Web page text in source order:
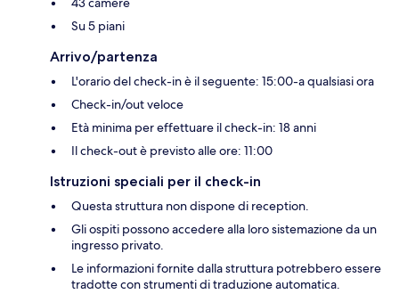
Su 5 piani
Arrivo/partenza
L'orario del check-in è il seguente: 15:00-a qualsiasi ora
Check-in/out veloce
Età minima per effettuare il check-in: 18 anni
Il check-out è previsto alle ore: 11:00
Istruzioni speciali per il check-in
Questa struttura non dispone di reception.
Gli ospiti possono accedere alla loro sistemazione da un
ingresso privato.
Le informazioni fornite dalla struttura potrebbero essere
tradotte con strumenti di traduzione automatica.